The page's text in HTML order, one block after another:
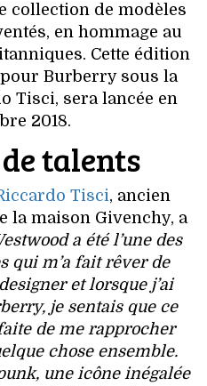
& LOISIRS
collection de modèles
en hommage au
Cette édition
Burberry sous la
Tisci, sera lancée en
2018.
talents
Tisci, ancien
la maison Givenchy, a
a été l’une des
qui m’a fait rêver de
et lorsque j’ai
je sentais que ce
de me rapprocher
chose ensemble.
une icône inégalée